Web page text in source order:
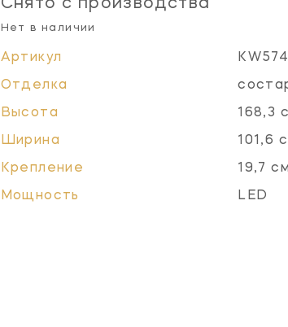
Снято с производства
Нет в наличии
Артикул
Отделка
Высота 168,3
Ширина 101,6
Крепление 19,7 см
Мощность LED